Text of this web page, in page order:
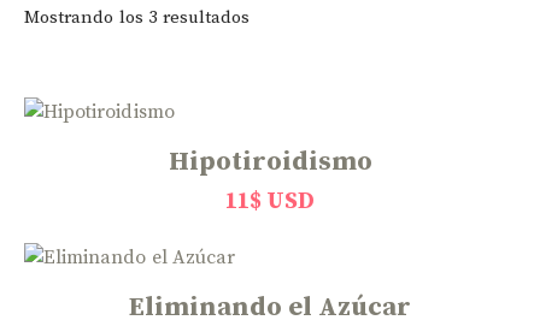
Mostrando los 3 resultados
Hipotiroidismo
11$ USD
Eliminando el Azúcar